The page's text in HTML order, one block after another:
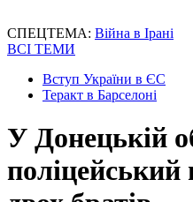
СПЕЦТЕМА: Війна в Ірані
ВСІ ТЕМИ
Вступ України в ЄС
Теракт в Барселоні
У Донецькій